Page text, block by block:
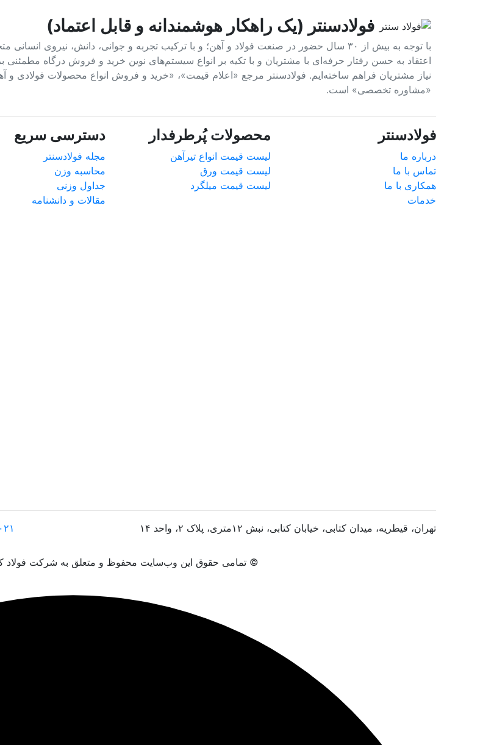
فولادسنتر (یک راهکار هوشمندانه و قابل اعتماد)
با توجه به بیش از ۳۰ سال حضور در صنعت فولاد و آهن؛ و با ترکیب تجربه و جوانی، دانش، نیروی
اعتقاد به حسن رفتار حرفه‌ای با مشتریان و با تکیه بر انواع سیستم‌های نوین خرید و فروش درگاه مطمئنی
نیاز مشتریان فراهم ساخته‌ایم. فولادسنتر مرجع «اعلام قیمت»، «خرید و فروش انواع محصولات فولادی و
«مشاوره تخصصی» است.
فولادسنتر
درباره ما
تماس با ما
همکاری با ما
خدمات
محصولات پُرطرفدار
لیست قیمت انواع تیرآهن
لیست قیمت ورق
لیست قیمت میلگرد
دسترسی سریع
مجله فولادسنتر
محاسبه وزن
جداول وزنی
مقالات و دانشنامه
تهران، قیطریه، میدان کتابی، خیابان کتابی، نبش ۱۲متری، پلاک ۲، واحد ۱۴ ۰۲۱ - ۲۸۱۱۱۱۶۹
© تمامی حقوق این وب‌سایت محفوظ و متعلق به شرکت فولاد